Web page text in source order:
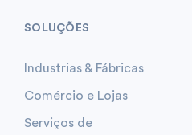
SOLUÇÕES
Industrias & Fábricas
Comércio e Lojas
Serviços de